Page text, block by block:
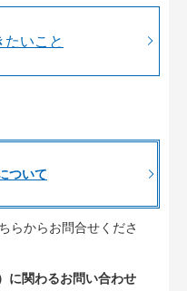
たいこと
ついて
らからお問合せくださ
に関わるお問い合わせ